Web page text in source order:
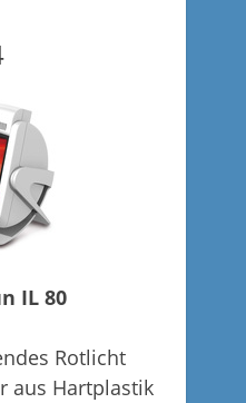
IL 80
Rotlicht
aus Hartplastik